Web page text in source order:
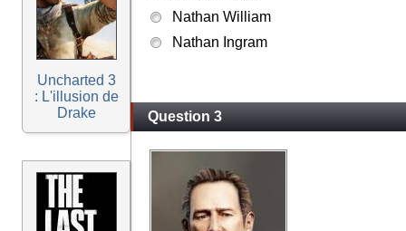
Uncharted 3
: L'illusion de
Drake
Nathan William
Nathan Ingram
Question 3